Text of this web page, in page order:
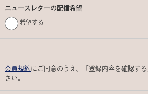
ニュースレターの配信希望
希望する
会員規約にご同意のうえ、「登録内容を確認す
さい。